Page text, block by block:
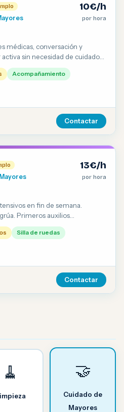
10€/h
por hora
médicas, conversación y
sin necesidad de cuidados
Acompañamiento
Contactar
13€/h
por hora
en fin de semana.
Primeros auxilios
Silla de ruedas
Contactar
🧹 🤝
Cuidado de
Mayores